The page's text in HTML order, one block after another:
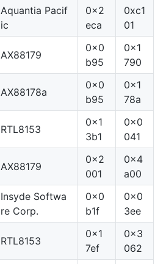
Aquantia Pacif
ic
0x2
eca
0xc1
01
AX88179
0x0
b95
0x1
790
AX88178a
0x0
b95
0x1
78a
RTL8153
0x1
3b1
0x0
041
AX88179
0x2
001
0x4
a00
Insyde Softwa
re Corp.
0x0
b1f
0x0
3ee
RTL8153
0x1
7ef
0x3
062